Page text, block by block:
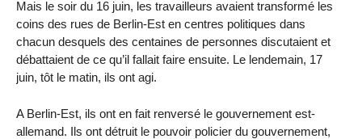
Mais le soir du 16 juin, les travailleurs avaient transformé les
coins des rues de Berlin-Est en centres politiques dans
chacun desquels des centaines de personnes discutaient et
débattaient de ce qu’il fallait faire ensuite. Le lendemain, 17
juin, tôt le matin, ils ont agi.
A Berlin-Est, ils ont en fait renversé le gouvernement est-
allemand. Ils ont détruit le pouvoir policier du gouvernement,